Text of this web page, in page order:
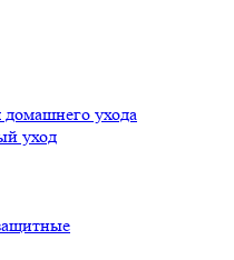
домашнего ухода
уход